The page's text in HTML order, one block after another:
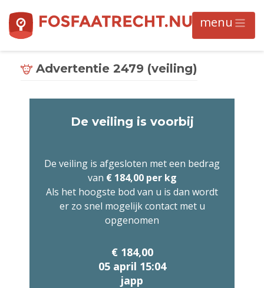
Advertentie 2479 (veiling)
De veiling is voorbij
De veiling is afgesloten met een bedrag
van € 184,00 per kg
Als het hoogste bod van u is dan wordt
er zo snel mogelijk contact met u
opgenomen
€ 184,00
05 april 15:04
japp